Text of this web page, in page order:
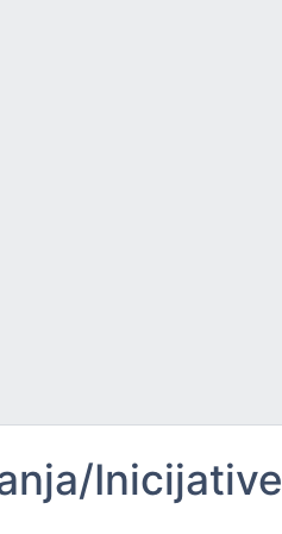
Inicijative